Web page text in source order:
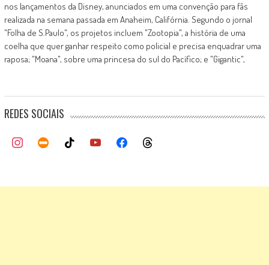
nos lançamentos da Disney, anunciados em uma convenção para fãs
realizada na semana passada em Anaheim, Califórnia. Segundo o jornal
"Folha de S.Paulo", os projetos incluem "Zootopia", a história de uma
coelha que quer ganhar respeito como policial e precisa enquadrar uma
raposa; "Moana", sobre uma princesa do sul do Pacífico; e "Gigantic",
REDES SOCIAIS